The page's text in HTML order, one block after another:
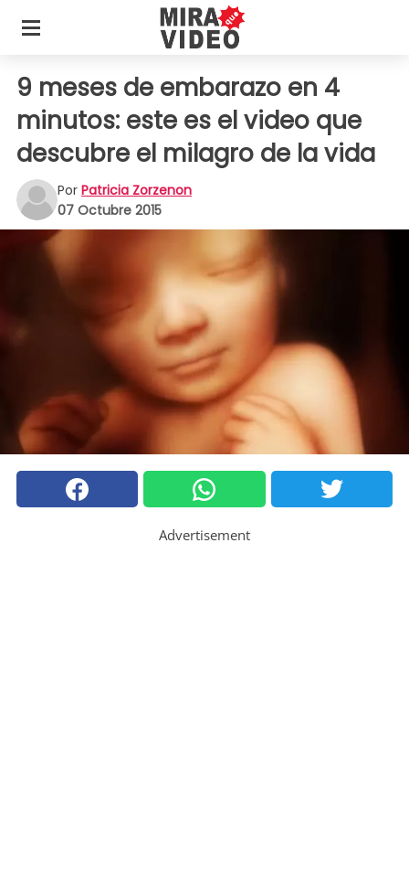
9 meses de embarazo en 4
minutos: este es el video que
descubre el milagro de la vida
Por Patricia Zorzenon
07 Octubre 2015
Advertisement